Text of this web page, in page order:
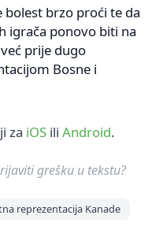
bolest brzo proći te da
igrača ponovo biti na
prije dugo
Bosne i
za iOS ili Android.
grešku u tekstu?
reprezentacija Kanade